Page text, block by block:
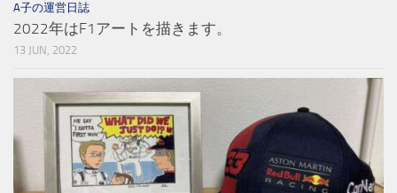
A子の運営日誌
2022年はF1アートを描きます。
13 JUN, 2022